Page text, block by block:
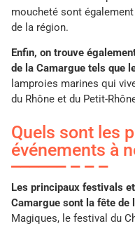
moucheté sont
de la région.
Enfin, on trouve
de la Camargue tels que
lamproies marines qui
du Rhône et du Petit-
Quels sont les
événements à
Les principaux festivals
Camargue sont la fête de
Magiques, le festival du